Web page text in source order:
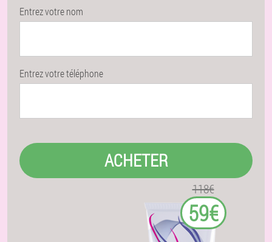
Entrez votre nom
Entrez votre téléphone
ACHETER
118€
59€